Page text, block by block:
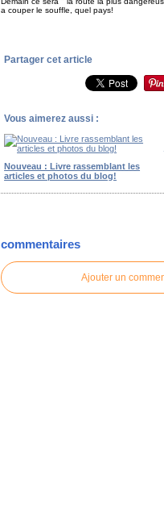
a couper le souffle, quel pays!
Partager cet article
Vous aimerez aussi :
Nouveau : Livre rassemblant les
articles et photos du blog!
commentaires
Ajouter un